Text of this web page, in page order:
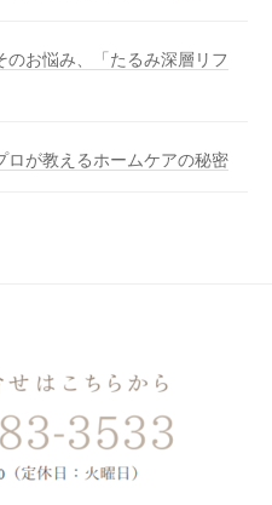
お悩み、「たるみ深層リフ
ロが教えるホームケアの秘密